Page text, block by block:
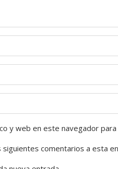
y web en este navegador
comentarios a esta